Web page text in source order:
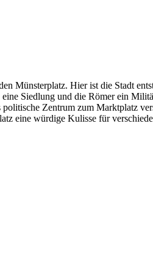
Münsterplatz. Hier ist die Stadt
Siedlung und die Römer ein
Zentrum zum Marktplatz
eine würdige Kulisse für